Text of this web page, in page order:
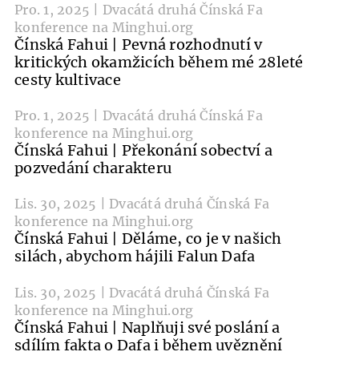
Pro. 1, 2025 | Dvacátá druhá Čínská Fa
konference na Minghui.org
Čínská Fahui | Pevná rozhodnutí v
kritických okamžicích během mé 28leté
cesty kultivace
Pro. 1, 2025 | Dvacátá druhá Čínská Fa
konference na Minghui.org
Čínská Fahui | Překonání sobectví a
pozvedání charakteru
Lis. 30, 2025 | Dvacátá druhá Čínská Fa
konference na Minghui.org
Čínská Fahui | Děláme, co je v našich
silách, abychom hájili Falun Dafa
Lis. 30, 2025 | Dvacátá druhá Čínská Fa
konference na Minghui.org
Čínská Fahui | Naplňuji své poslání a
sdílím fakta o Dafa i během uvěznění